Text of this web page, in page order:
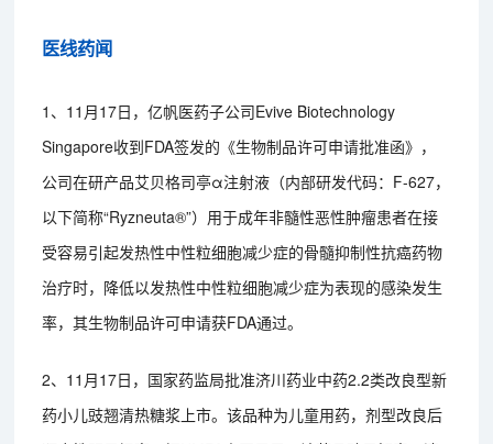
医线药闻
1、11月17日，亿帆医药子公司Evive Biotechnology
Singapore收到FDA签发的《生物制品许可申请批准函》，
公司在研产品艾贝格司亭α注射液（内部研发代码：F-627，
以下简称“Ryzneuta®”）用于成年非髓性恶性肿瘤患者在接
受容易引起发热性中性粒细胞减少症的骨髓抑制性抗癌药物
治疗时，降低以发热性中性粒细胞减少症为表现的感染发生
率，其生物制品许可申请获FDA通过。
2、11月17日，国家药监局批准济川药业中药2.2类改良型新
药小儿豉翘清热糖浆上市。该品种为儿童用药，剂型改良后